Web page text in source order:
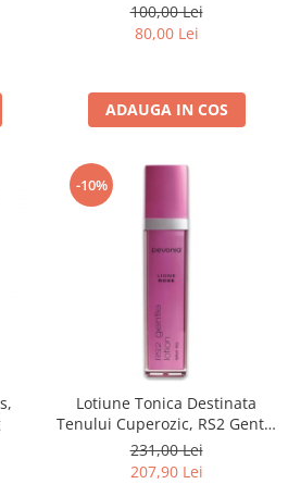
100,00 Lei
80,00 Lei
ADAUGA IN COS
-10%
Lotiune Tonica Destinata
Tenului Cuperozic, RS2 Gentle
Lotion - 120ml
231,00 Lei
207,90 Lei